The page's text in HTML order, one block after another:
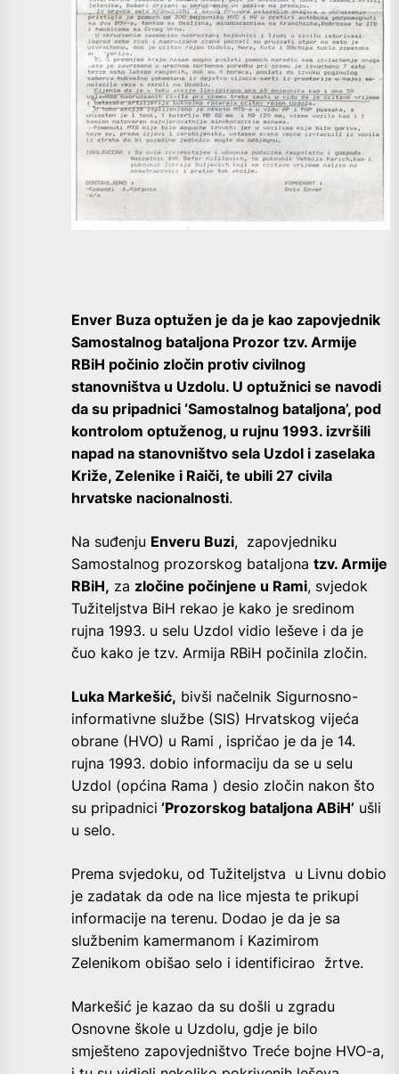
Enver Buza optužen je da je kao zapovjednik
Samostalnog bataljona Prozor tzv. Armije
RBiH počinio zločin protiv civilnog
stanovništva u Uzdolu. U optužnici se navodi
da su pripadnici ‘Samostalnog bataljona’, pod
kontrolom optuženog, u rujnu 1993. izvršili
napad na stanovništvo sela Uzdol i zaselaka
Križe, Zelenike i Raiči, te ubili 27 civila
hrvatske nacionalnosti.
Na suđenju Enveru Buzi, zapovjedniku
Samostalnog prozorskog bataljona tzv. Armije
RBiH, za zločine počinjene u Rami, svjedok
Tužiteljstva BiH rekao je kako je sredinom
rujna 1993. u selu Uzdol vidio leševe i da je
čuo kako je tzv. Armija RBiH počinila zločin.
Luka Markešić, bivši načelnik Sigurnosno-
informativne službe (SIS) Hrvatskog vijeća
obrane (HVO) u Rami , ispričao je da je 14.
rujna 1993. dobio informaciju da se u selu
Uzdol (općina Rama ) desio zločin nakon što
su pripadnici ‘Prozorskog bataljona ABiH’ ušli
u selo.
Prema svjedoku, od Tužiteljstva u Livnu dobio
je zadatak da ode na lice mjesta te prikupi
informacije na terenu. Dodao je da je sa
službenim kamermanom i Kazimirom
Zelenikom obišao selo i identificirao žrtve.
Markešić je kazao da su došli u zgradu
Osnovne škole u Uzdolu, gdje je bilo
smješteno zapovjedništvo Treće bojne HVO-a,